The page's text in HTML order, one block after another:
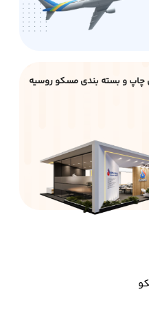
چاپ و بسته بندی مسکو روسیه